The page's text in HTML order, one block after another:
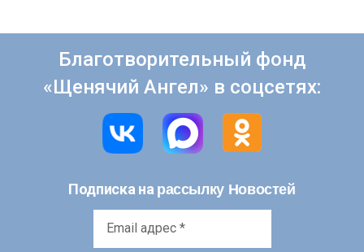
Благотворительный фонд
«Щенячий Ангел» в соцсетях:
Подписка на рассылку Новостей